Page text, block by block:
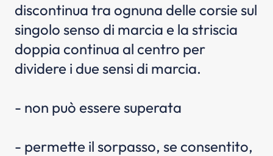
discontinua tra ognuna delle corsie sul
singolo senso di marcia e la striscia
doppia continua al centro per
dividere i due sensi di marcia.
- non può essere superata
- permette il sorpasso, se consentito,